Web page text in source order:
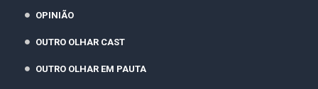
OPINIÃO
OUTRO OLHAR CAST
OUTRO OLHAR EM PAUTA